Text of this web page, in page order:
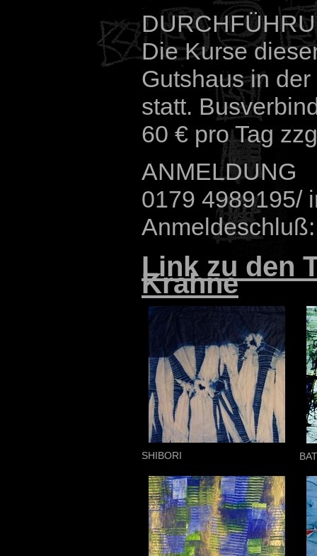
Die Kurse
Gutshaus in
statt.
60 € pro Tag
ANMELDUNG
0179 4989195/
Link zu den
Krahne
SHIBORI